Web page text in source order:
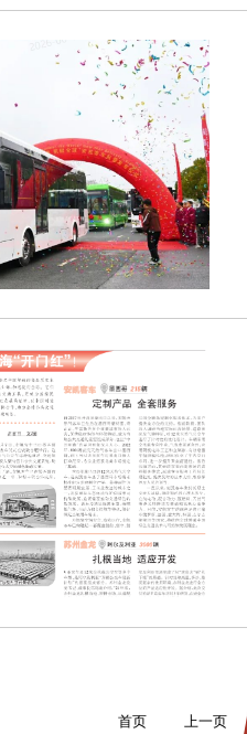
首页 上一页